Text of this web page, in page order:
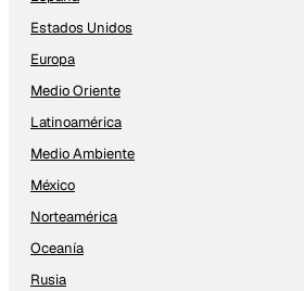
Estados Unidos
Europa
Medio Oriente
Latinoamérica
Medio Ambiente
México
Norteamérica
Oceanía
Rusia